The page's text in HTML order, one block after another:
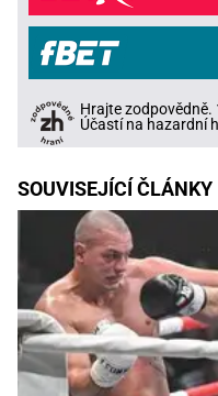
Hrajte
Účastí na hazardní
SOUVISEJÍCÍ ČLÁNKY